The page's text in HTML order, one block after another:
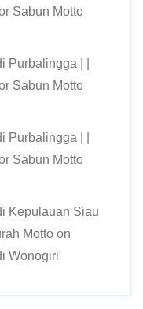
Sabun Motto
Purbalingga | |
Sabun Motto
Purbalingga | |
Sabun Motto
Kepulauan Siau
Motto on
Wonogiri